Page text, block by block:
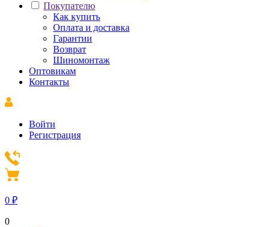
Покупателю
Как купить
Оплата и доставка
Гарантии
Возврат
Шиномонтаж
Оптовикам
Контакты
Войти
Регистрация
0 ₽
0